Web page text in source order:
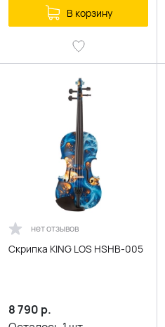
В корзину
нет отзывов
Скрипка KING LOS HSHB-005
8 790 р.